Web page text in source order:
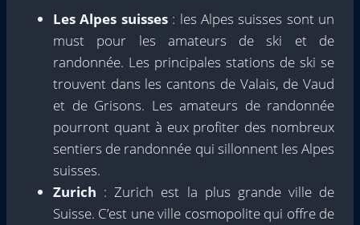
Les Alpes suisses: les Alpes suisses sont un
must pour les amateurs de ski et de
randonnée. Les principales stations de ski se
trouvent dans les cantons de Valais, de Vaud
et de Grisons. Les amateurs de randonnée
pourront quant à eux profiter des nombreux
sentiers de randonnée qui sillonnent les Alpes
suisses.
Zurich : Zurich est la plus grande ville de
Suisse. C’est une ville cosmopolite qui offre de